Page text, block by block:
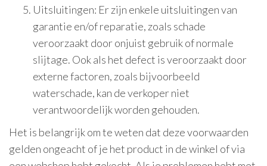
Uitsluitingen: Er zijn enkele uitsluitingen van
garantie en/of reparatie, zoals schade
veroorzaakt door onjuist gebruik of normale
slijtage. Ook als het defect is veroorzaakt door
externe factoren, zoals bijvoorbeeld
waterschade, kan de verkoper niet
verantwoordelijk worden gehouden.
Het is belangrijk om te weten dat deze voorwaarden
gelden ongeacht of je het product in de winkel of via